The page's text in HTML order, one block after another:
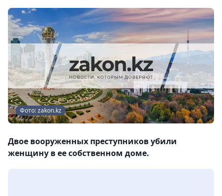
Фото: zakon.kz
Двое вооруженных преступников убили
женщину в ее собственном доме.